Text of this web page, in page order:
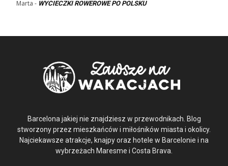
Marta - WYCIECZKI ROWEROWE PO POLSKU
Barcelona jakiej nie znajdziesz w przewodnikach. Blog
stworzony przez mieszkańców i miłośników miasta i okolicy.
Najciekawsze atrakcje, knajpy oraz hotele w Barcelonie i na
wybrzeżach Maresme i Costa Brava.